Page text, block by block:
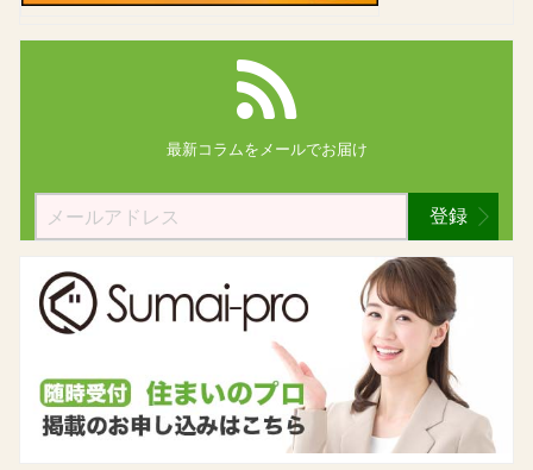
最新コラムを メールでお届け
登録